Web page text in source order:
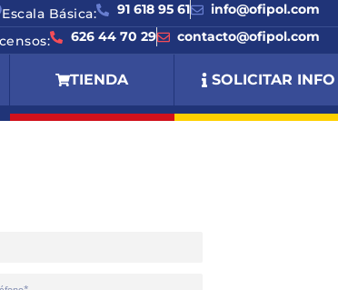
91 618 95 61 info@ofipol.com
Escala Básica:
626 44 70 29
contacto@ofipol.com
TIENDA SOLICITAR INFO